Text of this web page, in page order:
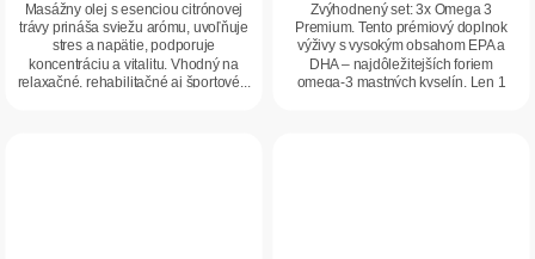
Masážny olej s esenciou citrónovej
trávy prináša sviežu arómu, uvoľňuje
stres a napätie, podporuje
koncentráciu a vitalitu. Vhodný na
relaxačné, rehabilitačné aj športové...
Zvýhodnený set: 3x Omega 3
Premium. Tento prémiový doplnok
výživy s vysokým obsahom EPA a
DHA – najdôležitejších foriem
omega-3 mastných kyselín. Len 1